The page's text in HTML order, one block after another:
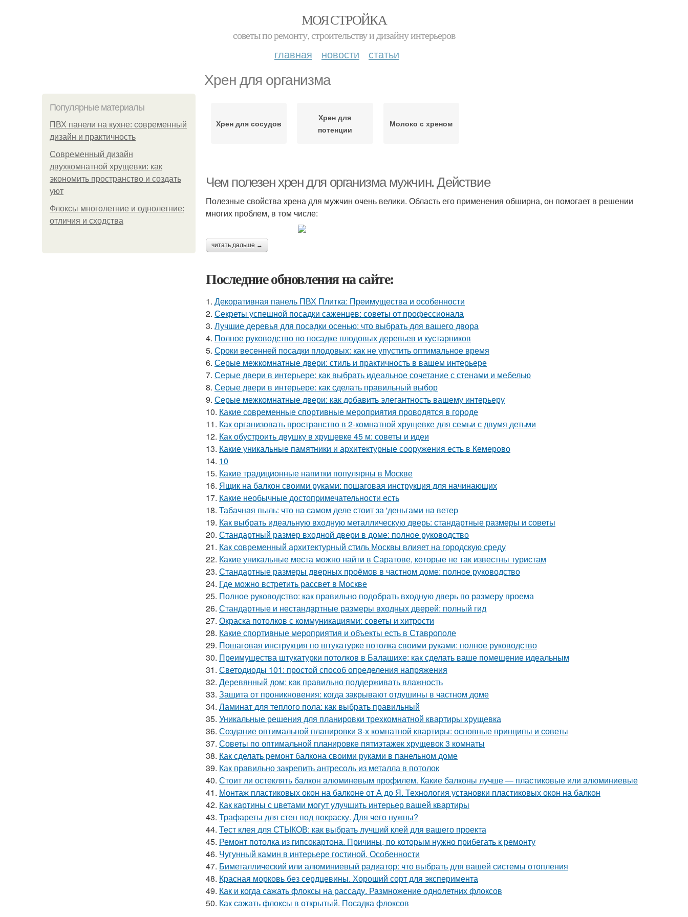
МОЯ СТРОЙКА
советы по ремонту, строительству и дизайну интерьеров
главная новости статьи
Хрен для организма
Популярные материалы
ПВХ панели на кухне: современный
дизайн и практичность
Современный дизайн
двухкомнатной хрущевки: как
экономить пространство и создать
уют
Флоксы многолетние и однолетние:
отличия и сходства
Хрен для сосудов
Хрен для
потенции
Молоко с хреном
Чем полезен хрен для организма мужчин. Действие
Полезные свойства хрена для мужчин очень велики. Область его применения обширна, он помогает в решении
многих проблем, в том числе:
читать дальше →
Последние обновления на сайте:
1. Декоративная панель ПВХ Плитка: Преимущества и особенности
2. Секреты успешной посадки саженцев: советы от профессионала
3. Лучшие деревья для посадки осенью: что выбрать для вашего двора
4. Полное руководство по посадке плодовых деревьев и кустарников
5. Сроки весенней посадки плодовых: как не упустить оптимальное время
6. Серые межкомнатные двери: стиль и практичность в вашем интерьере
7. Серые двери в интерьере: как выбрать идеальное сочетание с стенами и мебелью
8. Серые двери в интерьере: как сделать правильный выбор
9. Серые межкомнатные двери: как добавить элегантность вашему интерьеру
10. Какие современные спортивные мероприятия проводятся в городе
11. Как организовать пространство в 2-комнатной хрущевке для семьи с двумя детьми
12. Как обустроить двушку в хрущевке 45 м: советы и идеи
13. Какие уникальные памятники и архитектурные сооружения есть в Кемерово
14. 10
15. Какие традиционные напитки популярны в Москве
16. Ящик на балкон своими руками: пошаговая инструкция для начинающих
17. Какие необычные достопримечательности есть
18. Табачная пыль: что на самом деле стоит за 'деньгами на ветер
19. Как выбрать идеальную входную металлическую дверь: стандартные размеры и советы
20. Стандартный размер входной двери в доме: полное руководство
21. Как современный архитектурный стиль Москвы влияет на городскую среду
22. Какие уникальные места можно найти в Саратове, которые не так известны туристам
23. Стандартные размеры дверных проёмов в частном доме: полное руководство
24. Где можно встретить рассвет в Москве
25. Полное руководство: как правильно подобрать входную дверь по размеру проема
26. Стандартные и нестандартные размеры входных дверей: полный гид
27. Окраска потолков с коммуникациями: советы и хитрости
28. Какие спортивные мероприятия и объекты есть в Ставрополе
29. Пошаговая инструкция по штукатурке потолка своими руками: полное руководство
30. Преимущества штукатурки потолков в Балашихе: как сделать ваше помещение идеальным
31. Светодиоды 101: простой способ определения напряжения
32. Деревянный дом: как правильно поддерживать влажность
33. Защита от проникновения: когда закрывают отдушины в частном доме
34. Ламинат для теплого пола: как выбрать правильный
35. Уникальные решения для планировки трехкомнатной квартиры хрущевка
36. Создание оптимальной планировки 3-х комнатной квартиры: основные принципы и советы
37. Советы по оптимальной планировке пятиэтажек хрущевок 3 комнаты
38. Как сделать ремонт балкона своими руками в панельном доме
39. Как правильно закрепить антресоль из металла в потолок
40. Стоит ли остеклять балкон алюминевым профилем. Какие балконы лучше — пластиковые или алюминиевые
41. Монтаж пластиковых окон на балконе от А до Я. Технология установки пластиковых окон на балкон
42. Как картины с цветами могут улучшить интерьер вашей квартиры
43. Трафареты для стен под покраску. Для чего нужны?
44. Тест клея для СТЫКОВ: как выбрать лучший клей для вашего проекта
45. Ремонт потолка из гипсокартона. Причины, по которым нужно прибегать к ремонту
46. Чугунный камин в интерьере гостиной. Особенности
47. Биметаллический или алюминиевый радиатор: что выбрать для вашей системы отопления
48. Красная морковь без сердцевины. Хороший сорт для эксперимента
49. Как и когда сажать флоксы на рассаду. Размножение однолетних флоксов
50. Как сажать флоксы в открытый. Посадка флоксов